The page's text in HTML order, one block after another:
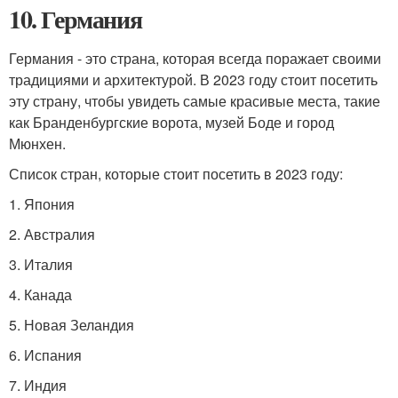
10. Германия
Германия - это страна, которая всегда поражает своими
традициями и архитектурой. В 2023 году стоит посетить
эту страну, чтобы увидеть самые красивые места, такие
как Бранденбургские ворота, музей Боде и город
Мюнхен.
Список стран, которые стоит посетить в 2023 году:
1. Япония
2. Австралия
3. Италия
4. Канада
5. Новая Зеландия
6. Испания
7. Индия